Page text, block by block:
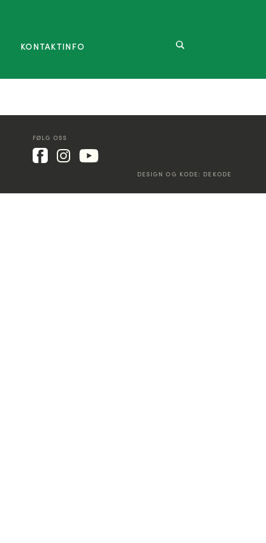
KONTAKTINFO
FØLG OSS
DESIGN OG KODE: DEKODE